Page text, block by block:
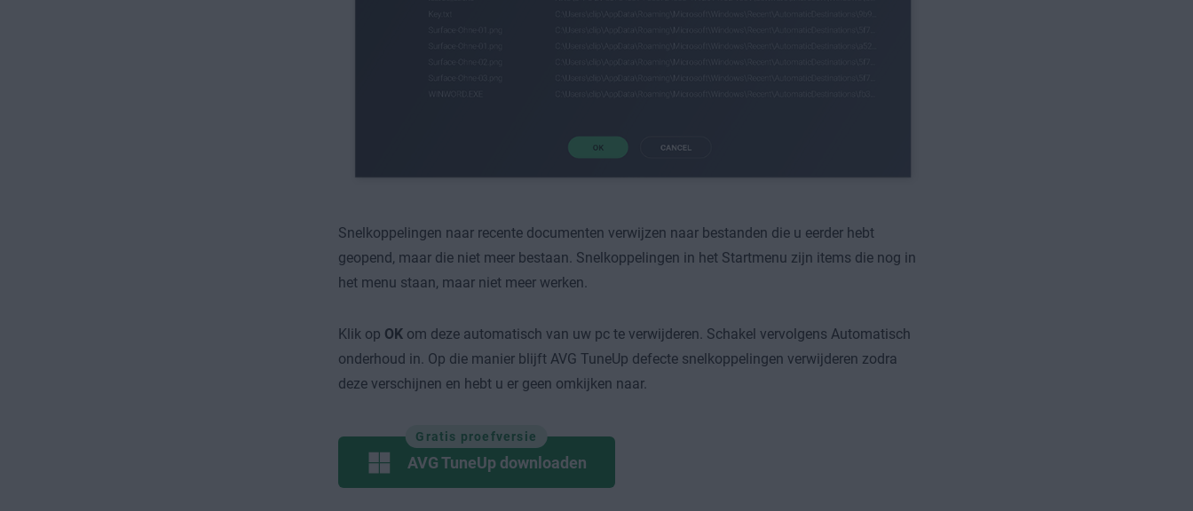
Snelkoppelingen naar recente documenten verwijzen naar bestanden die u eerder hebt
geopend, maar die niet meer bestaan. Snelkoppelingen in het Startmenu zijn items die nog in
het menu staan, maar niet meer werken.
Klik op OKom deze automatisch van uw pc te verwijderen. Schakel vervolgens Automatisch
onderhoud in. Op die manier blijft AVG TuneUp defecte snelkoppelingen verwijderen zodra
deze verschijnen en hebt u er geen omkijken naar.
Gratis proefversie
AVG TuneUp downloaden